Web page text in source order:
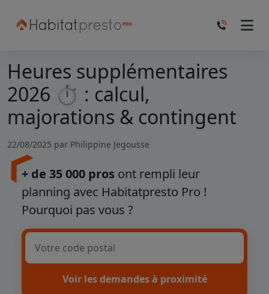
Heures supplémentaires
2026 ⏱️ : calcul,
majorations & contingent
22/08/2025 par Philippine Jegousse
+ de 35 000 pros ont rempli leur
planning avec Habitatpresto Pro !
Pourquoi pas vous ?
Voir les demandes à proximité